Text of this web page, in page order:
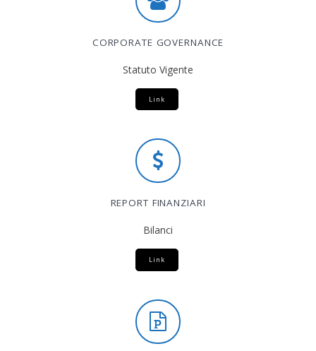
CORPORATE GOVERNANCE
Statuto Vigente
Link
REPORT FINANZIARI
Bilanci
Link